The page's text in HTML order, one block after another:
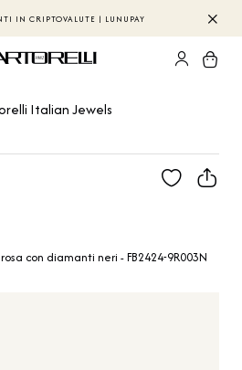
IN CRIPTOVALUTE | LUNUPAY
Italian Jewels
con diamanti neri - FB2424-9R003N